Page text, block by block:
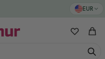
EUR
Meine